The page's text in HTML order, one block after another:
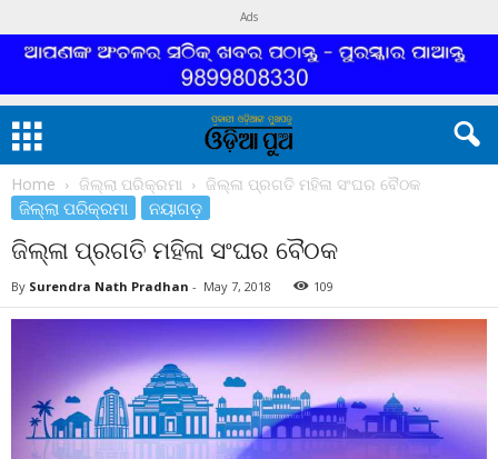
Ads
Home ଜିଲ୍ଲା ପରିକ୍ରମା ଜିଲ୍ଳା ପ୍ରଗତି ମହିଳା ସଂଘର ବୈଠକ
ଜିଲ୍ଲା ପରିକ୍ରମା ନୟାଗଡ଼
ଜିଲ୍ଳା ପ୍ରଗତି ମହିଳା ସଂଘର ବୈଠକ
By Surendra Nath Pradhan - May 7, 2018 109